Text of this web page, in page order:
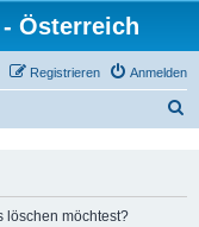
Österreich
Anmelden
Registrieren
löschen möchtest?